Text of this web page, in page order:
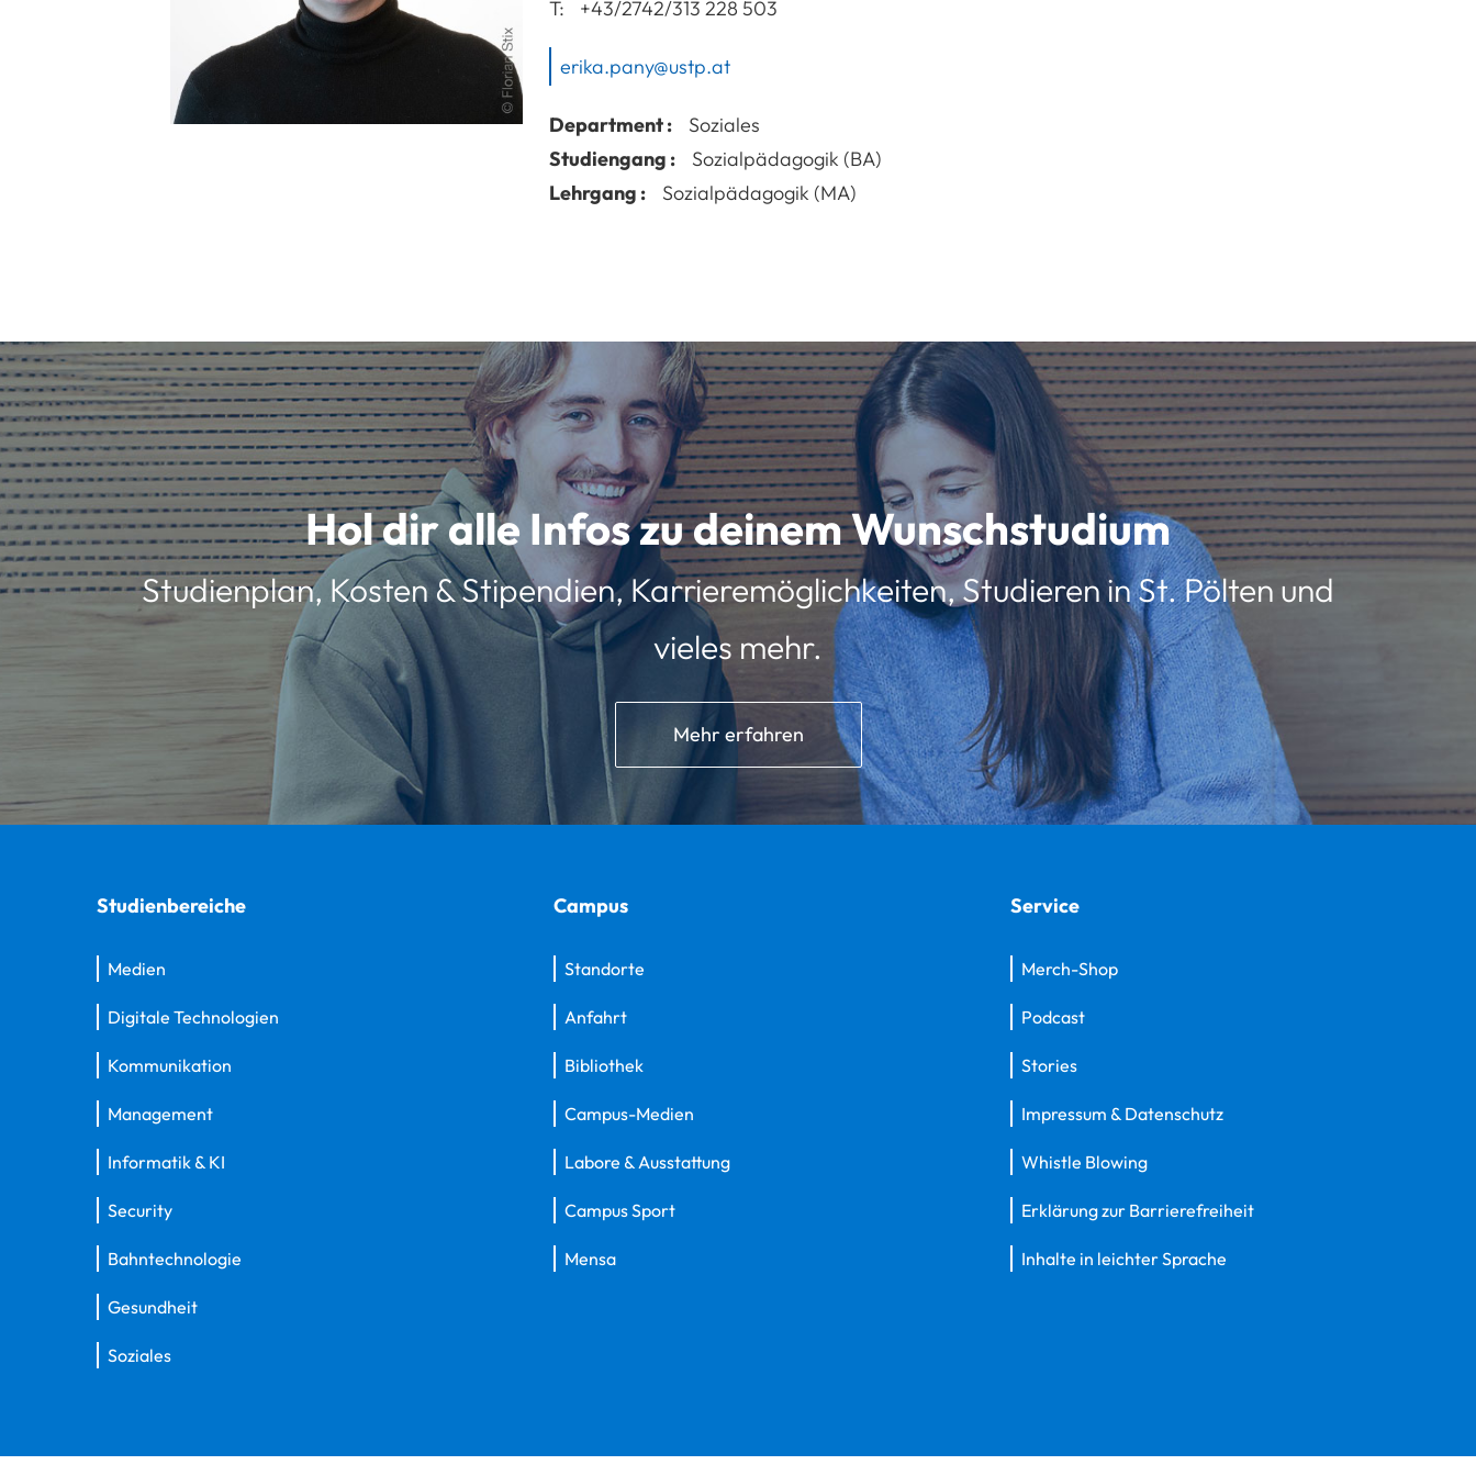
T:
+43/2742/313 228 503
erika.pany@ustp.at
Department :
Soziales
Studiengang :
Sozialpädagogik (BA)
Lehrgang :
Sozialpädagogik (MA)
Hol dir alle Infos zu deinem Wunschstudium
Studienplan, Kosten & Stipendien, Karrieremöglichkeiten, Studieren in St. Pölten und
vieles mehr.
Mehr erfahren
Studienbereiche
Medien
Digitale Technologien
Kommunikation
Management
Informatik & KI
Security
Bahntechnologie
Gesundheit
Soziales
Campus
Standorte
Anfahrt
Bibliothek
Campus-Medien
Labore & Ausstattung
Campus Sport
Mensa
Service
Merch-Shop
Podcast
Stories
Impressum & Datenschutz
Whistle Blowing
Erklärung zur Barrierefreiheit
Inhalte in leichter Sprache